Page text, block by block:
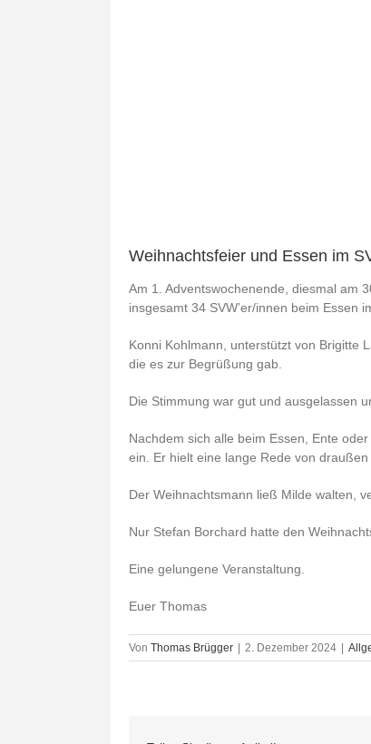
Weihnachtsfeier und Essen im
Am 1. Adventswochenende, diesmal am
insgesamt 34 SVW’er/innen beim Essen
Konni Kohlmann, unterstützt von Brigitte
die es zur Begrüßung gab.
Die Stimmung war gut und ausgelassen
Nachdem sich alle beim Essen, Ente
ein. Er hielt eine lange Rede von
Der Weihnachtsmann ließ Milde walten,
Nur Stefan Borchard hatte den
Eine gelungene Veranstaltung.
Euer Thomas
Von Thomas Brügger 2. Dezember 2024